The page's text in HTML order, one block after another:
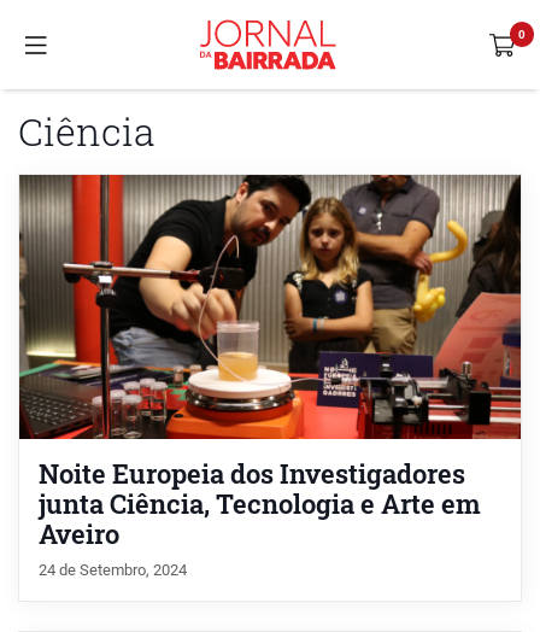
Ciência
Noite Europeia dos Investigadores
junta Ciência, Tecnologia e Arte em
Aveiro
24 de Setembro, 2024